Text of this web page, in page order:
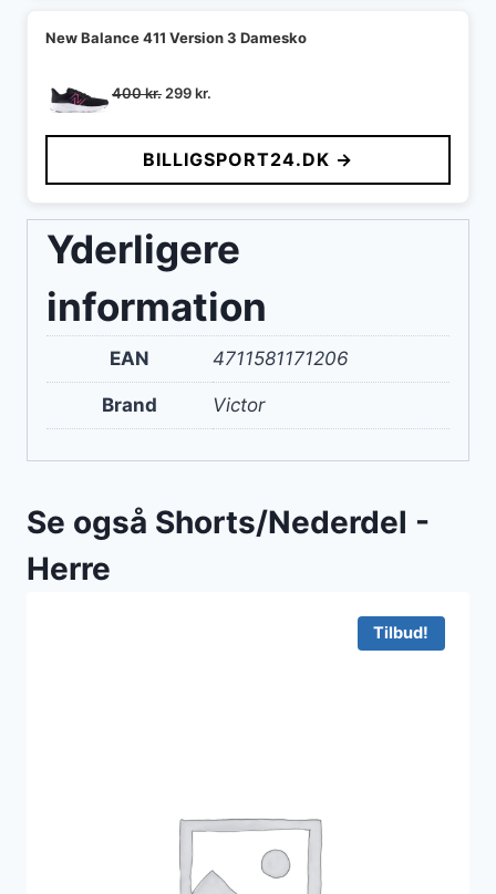
New Balance 411 Version 3 Damesko
400kr. Den
pris
var:
400 kr..
299kr.
pris
er:
299 kr..
BILLIGSPORT24.DK →
Yderligere
information
EAN 4711581171206
Brand Victor
Se også Shorts/Nederdel -
Herre
Tilbud!